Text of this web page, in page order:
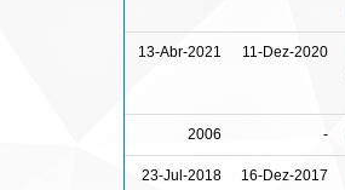
13-Abr-2021 11-Dez-2020
2006 -
23-Jul-2018 16-Dez-2017